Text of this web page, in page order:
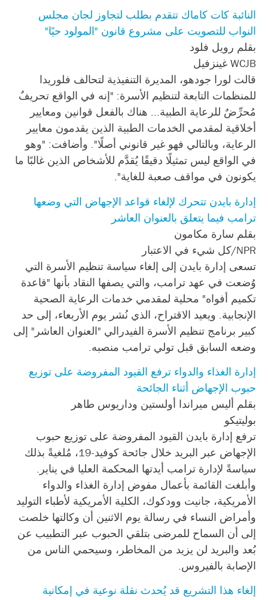
النائبة كات كاماك تتقدم بطلب لتجاوز لجان مجلس
النواب للتصويت على مشروع قانون "المولود حيًا"
بقلم رويل فلود
WCJB غينزفيل
قالت لورا جودهو، المديرة التنفيذية لتحالف فلوريدا
للمنظمات التابعة لتنظيم الأسرة: "إنه في الواقع تحريفٌ
مُحرِّضٌ للرعاية الطبية... هناك بالفعل قوانين ومعايير
أخلاقية لمقدمي الخدمات الطبية الذين يقدمون معايير
الرعاية، وبالتالي فهو غير قانوني أصلًا". وأضافت: "وهو
في الواقع ليس تمثيلًا دقيقًا يُقدَّم للأشخاص الذين غالبًا ما
يكونون في مواقف صعبة للغاية".
إدارة بايدن تتحرك لإلغاء قواعد الإجهاض التي وضعها
ترامب فيما يتعلق بالعنوان العاشر
بقلم سارة مكامون
NPR/كل شيء في الاعتبار
تسعى إدارة بايدن إلى إلغاء سياسة تنظيم الأسرة التي
وُضعت في عهد ترامب، والتي يصفها النقاد بأنها "قاعدة
تكميم أفواه" محلية لمقدمي خدمات الرعاية الصحية
الإنجابية. ويعيد الاقتراح، الذي نُشر يوم الأربعاء، إلى حد
كبير برنامج تنظيم الأسرة الفيدرالي "العنوان العاشر" إلى
وضعه السابق قبل تولي ترامب منصبه.
إدارة الغذاء والدواء ترفع القيود المفروضة على توزيع
حبوب الإجهاض أثناء الجائحة
بقلم أليس ميراندا أولستين وداريوس طاهر
بوليتيكو
ترفع إدارة بايدن القيود المفروضة على توزيع حبوب
الإجهاض عبر البريد خلال جائحة كوفيد-19، مُلغيةً بذلك
سياسةً لإدارة ترامب أيدتها المحكمة العليا في يناير.
وأبلغت القائمة بأعمال مفوض إدارة الغذاء والدواء
الأمريكية، جانيت وودكوك، الكلية الأمريكية لأطباء التوليد
وأمراض النساء في رسالة يوم الاثنين أن وكالتها خلصت
إلى أن السماح للمرضى بتلقي الحبوب عبر التطبيب عن
بُعد والبريد لن يزيد من المخاطر، وسيحمي الناس من
الإصابة بالفيروس.
إلغاء هذا التشريع قد يُحدث نقلة نوعية في إمكانية